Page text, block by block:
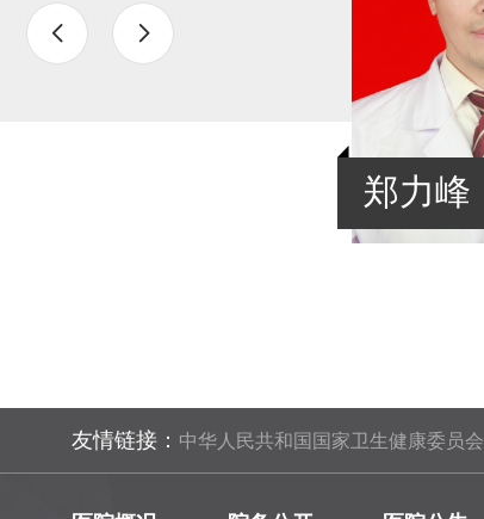
 
郑力峰
友情链接： 中华人民共和国国家卫生健康委员会